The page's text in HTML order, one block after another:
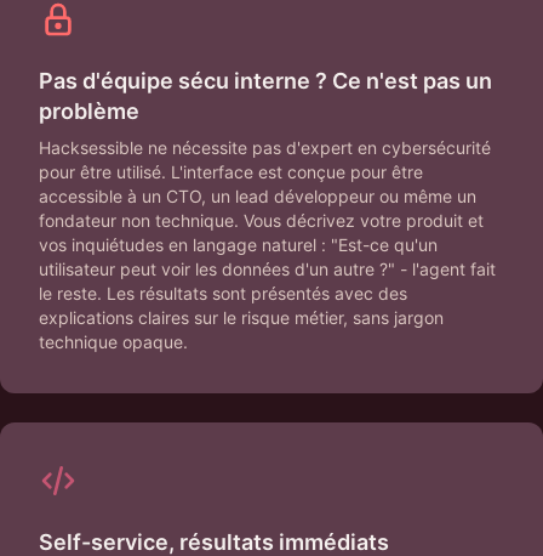
Pas d'équipe sécu interne ? Ce n'est pas un
problème
Hacksessible ne nécessite pas d'expert en cybersécurité
pour être utilisé. L'interface est conçue pour être
accessible à un CTO, un lead développeur ou même un
fondateur non technique. Vous décrivez votre produit et
vos inquiétudes en langage naturel : "Est-ce qu'un
utilisateur peut voir les données d'un autre ?" - l'agent fait
le reste. Les résultats sont présentés avec des
explications claires sur le risque métier, sans jargon
technique opaque.
Self-service, résultats immédiats